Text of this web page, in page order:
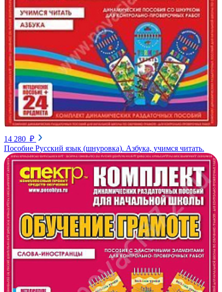
14 280 ₽
Пособие Русский язык (шнуровка). Азбука, учимся читать.